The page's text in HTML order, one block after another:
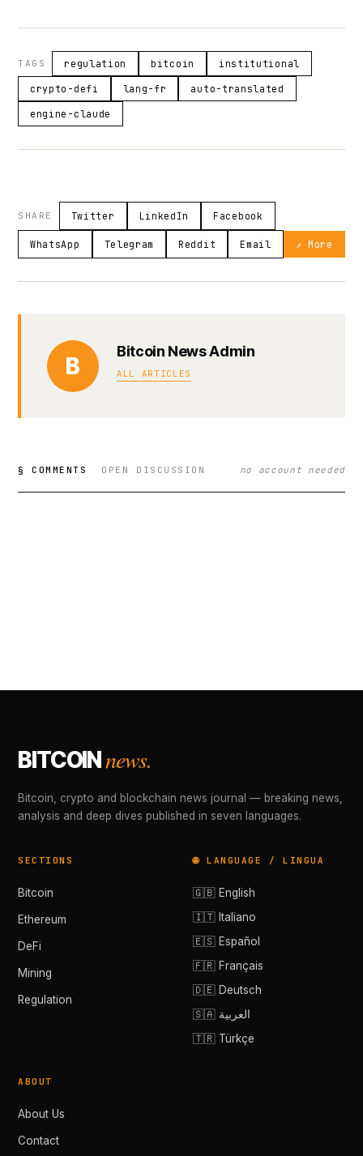
TAGS regulation bitcoin institutional
crypto-defi lang-fr auto-translated
engine-claude
SHARE Twitter LinkedIn Facebook
WhatsApp Telegram Reddit Email ↗ More
B
Bitcoin News Admin
ALL ARTICLES
§ COMMENTS OPEN DISCUSSION no account needed
BITCOINnews.
Bitcoin, crypto and blockchain news journal — breaking news,
analysis and deep dives published in seven languages.
SECTIONS
Bitcoin
Ethereum
DeFi
Mining
Regulation
🌐 LANGUAGE / LINGUA
🇬🇧 English
🇮🇹 Italiano
🇪🇸 Español
🇫🇷 Français
🇩🇪 Deutsch
🇸🇦 العربية
🇹🇷 Türkçe
ABOUT
About Us
Contact